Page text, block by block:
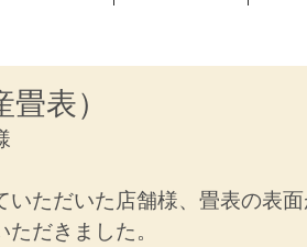
表）
ただいた店舗様、畳表の表
だきました。